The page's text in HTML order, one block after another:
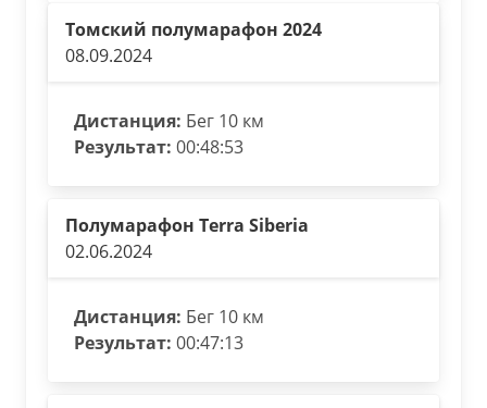
Томский полумарафон 2024
08.09.2024
Дистанция: Бег 10 км
Результат: 00:48:53
Полумарафон Terra Siberia
02.06.2024
Дистанция: Бег 10 км
Результат: 00:47:13